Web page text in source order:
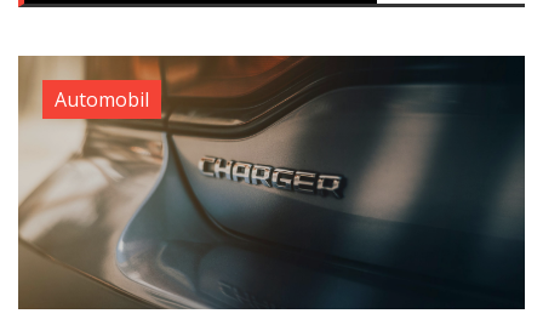
Automobil